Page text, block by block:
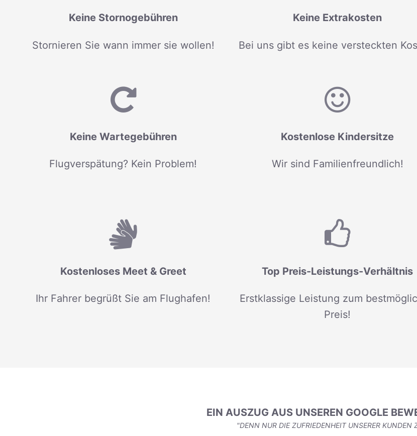
Keine Stornogebühren
Stornieren Sie wann immer sie wollen!
Keine Extrakosten
Bei uns gibt es keine versteckten
Keine Wartegebühren
Flugverspätung? Kein Problem!
Kostenlose Kindersitze
Wir sind Familienfreundlich!
Kostenloses Meet & Greet
Ihr Fahrer begrüßt Sie am Flughafen!
Top Preis-Leistungs-Verhältnis
Erstklassige Leistung zum
Preis!
EIN AUSZUG AUS UNSEREN GOOGLE
"DENN NUR DIE ZUFRIEDENHEIT UNSERER KUNDEN